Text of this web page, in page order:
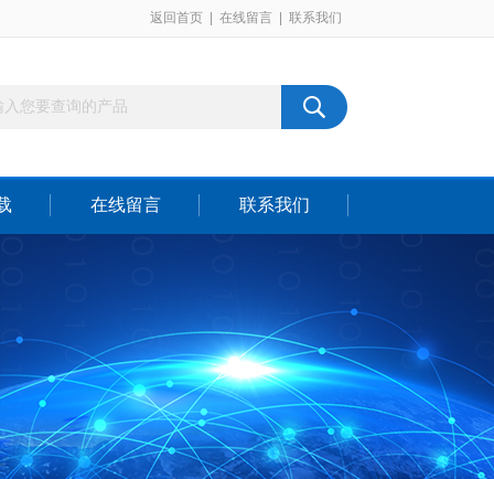
返回首页 在线留言 联系我们
在线留言 联系我们